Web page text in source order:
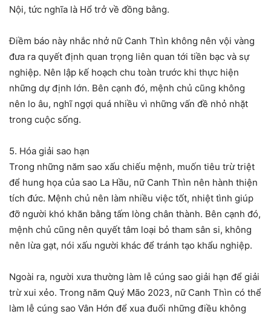
Nội, tức nghĩa là Hổ trở về đồng bằng.
Điềm báo này nhắc nhở nữ Canh Thìn không nên vội vàng
đưa ra quyết định quan trọng liên quan tới tiền bạc và sự
nghiệp. Nên lập kế hoạch chu toàn trước khi thực hiện
những dự định lớn. Bên cạnh đó, mệnh chủ cũng không
nên lo âu, nghĩ ngợi quá nhiều vì những vấn đề nhỏ nhặt
trong cuộc sống.
5. Hóa giải sao hạn
Trong những năm sao xấu chiếu mệnh, muốn tiêu trừ triệt
để hung họa của sao La Hầu, nữ Canh Thìn nên hành thiện
tích đức. Mệnh chủ nên làm nhiều việc tốt, nhiệt tình giúp
đỡ người khó khăn bằng tấm lòng chân thành. Bên cạnh đó,
mệnh chủ cũng nên quyết tâm loại bỏ tham sân si, không
nên lừa gạt, nói xấu người khác để tránh tạo khẩu nghiệp.
Ngoài ra, người xưa thường làm lễ cúng sao giải hạn để giải
trừ xui xẻo. Trong năm Quý Mão 2023, nữ Canh Thìn có thể
làm lễ cúng sao Vân Hớn để xua đuổi những điều không